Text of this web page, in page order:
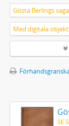
Gösta Berlings
Med digitala objekt
SE